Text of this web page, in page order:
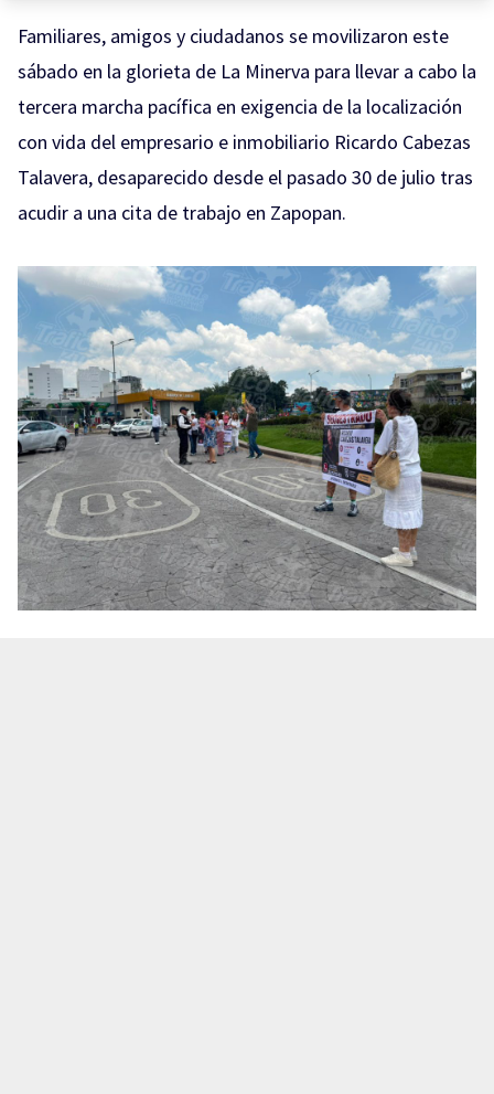
Familiares, amigos y ciudadanos se movilizaron este
sábado en la glorieta de La Minerva para llevar a cabo la
tercera marcha pacífica en exigencia de la localización
con vida del empresario e inmobiliario Ricardo Cabezas
Talavera, desaparecido desde el pasado 30 de julio tras
acudir a una cita de trabajo en Zapopan.